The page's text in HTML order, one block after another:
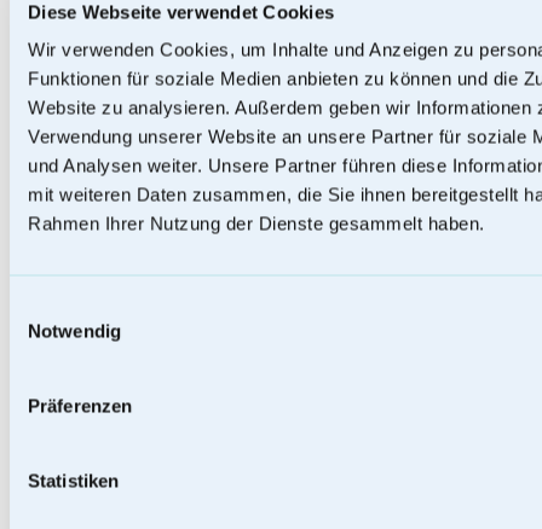
Diese Webseite verwendet Cookies
Wir verwenden Cookies, um Inhalte und Anzeigen zu
Funktionen für soziale Medien anbieten zu können und die
Website zu analysieren. Außerdem geben wir Informationen
Verwendung unserer Website an unsere Partner für soziale
und Analysen weiter. Unsere Partner führen diese
mit weiteren Daten zusammen, die Sie ihnen bereitgestellt
Rahmen Ihrer Nutzung der Dienste gesammelt haben.
Notwendig
Präferenzen
Statistiken
Wurzelholz - Holzurnen